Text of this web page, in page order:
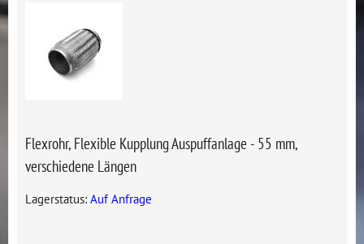
Flexrohr, Flexible Kupplung Auspuffanlage - 55 mm,
verschiedene Längen
Lagerstatus: Auf Anfrage